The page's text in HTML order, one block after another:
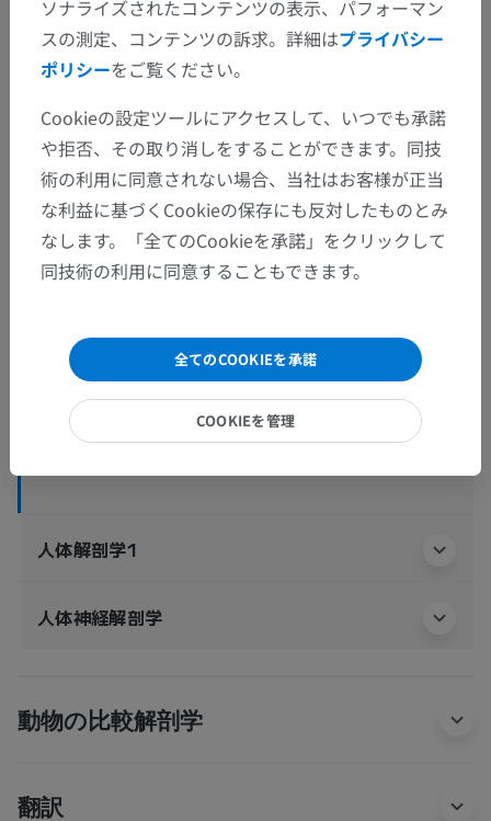
解剖学的階層
人体解剖学2
人体> 統合系> 神経系 > 中枢神経系>
下位構造：
黒質緻密部
黒質網様部
人体解剖学1
人体神経解剖学
動物の比較解剖学
翻訳
ソナライズされたコンテンツの表示、パフォーマン
スの測定、コンテンツの訴求。詳細はプライバシー
ポリシーをご覧ください。
Cookieの設定ツールにアクセスして、いつでも承諾
や拒否、その取り消しをすることができます。同技
術の利用に同意されない場合、当社はお客様が正当
な利益に基づくCookieの保存にも反対したものとみ
なします。「全てのCookieを承諾」をクリックして
同技術の利用に同意することもできます。
全てのCOOKIEを承諾
COOKIEを管理